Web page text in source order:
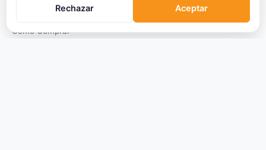
Qué son las Criptos
Cómo Comprar
Rechazar Aceptar